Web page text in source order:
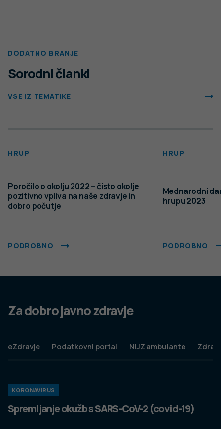
DODATNO BRANJE
Sorodni članki
VSE IZ TEMATIKE
HRUP
Poročilo o okolju 2022 – čisto okolje
pozitivno vpliva na naše zdravje in
dobro počutje
PODROBNO
HRUP
Mednarodni
hrupu 2023
PODROBNO
Za dobro javno zdravje
eZdravje Podatkovni portal NIJZ ambulante
KORONAVIRUS
Spremljanje okužb s SARS-CoV-2 (covid-19)